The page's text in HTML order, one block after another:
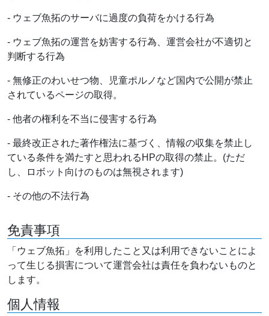
- ウェブ魚拓のサーバに過度の負荷をかける行為
- ウェブ魚拓の運営を妨害する行為、運営会社が不適切と
判断する行為
- 無修正のわいせつ物、児童ポルノなど国内で公開が禁止
されているページの取得。
- 他者の権利を不当に侵害する行為
- 最終改正された著作権法に基づく、情報の収集を禁止し
ている条件を満たすと思われるHPの取得の禁止。(ただ
し、ロボット向けのものは無視されます)
- その他の不法行為
免責事項
「ウェブ魚拓」を利用したこと又は利用できないことによ
って生じる損害について運営会社は責任を負わないものと
します。
個人情報